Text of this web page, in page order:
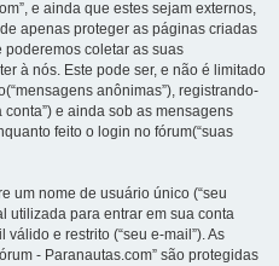
e ainda que estes sejam externos,
apenas proteger as páginas criadas
coletar as suas
à nós. Este pode ser, e não é limitado
anônimas”), registrando-
conta”) e ainda sob as mensagens
feito o login no fórum(“suas
um nome de usuário único (“seu
utilizada para entrar em sua conta
válido e restrito (“seu e-mail”). As
- Paranautas.com” são protegidas